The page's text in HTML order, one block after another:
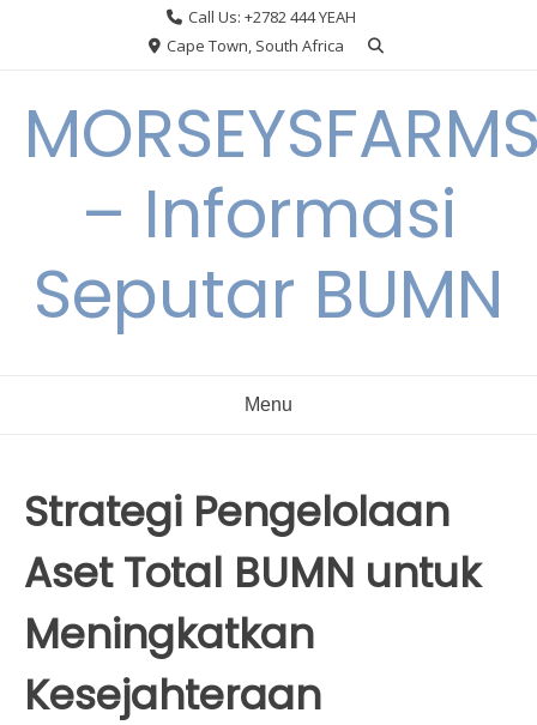
Call Us: +2782 444 YEAH
Cape Town, South Africa
– Informasi
Seputar BUMN
Menu
Strategi Pengelolaan
Aset Total BUMN untuk
Meningkatkan
Kesejahteraan